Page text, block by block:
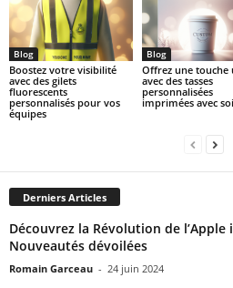
Blog
Boostez votre visibilité
avec des gilets
fluorescents
personnalisés pour vos
équipes
Blog
Offrez une touche
avec des tasses
personnalisées
imprimées avec
Derniers Articles
Découvrez la Révolution de l’Apple
Nouveautés dévoilées
Romain Garceau - 24 juin 2024